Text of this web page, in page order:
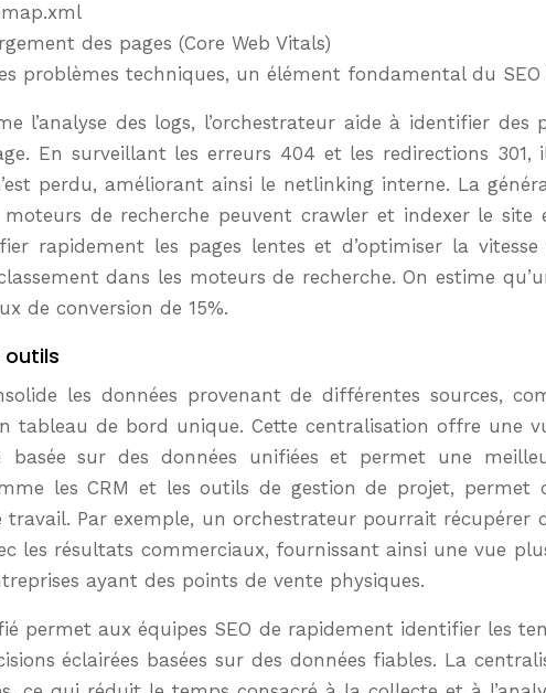
des pages (Core Web Vitals)
problèmes techniques, un élément fondamental du SEO
l’analyse des logs, l’orchestrateur aide à identifier
En surveillant les erreurs 404 et les redirections 301, il
perdu, améliorant ainsi le netlinking interne. La
de recherche peuvent crawler et indexer le
rapidement les pages lentes et d’optimiser la
dans les moteurs de recherche. On estime
de conversion de 15%.
outils
les données provenant de différentes sources,
tableau de bord unique. Cette centralisation offre une
sur des données unifiées et permet une
les CRM et les outils de gestion de projet, permet
Par exemple, un orchestrateur pourrait récupérer
les résultats commerciaux, fournissant ainsi une vue
ayant des points de vente physiques.
permet aux équipes SEO de rapidement identifier les
éclairées basées sur des données fiables. La